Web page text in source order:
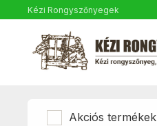
Kézi Rongyszőnyegek
Akciós termékek